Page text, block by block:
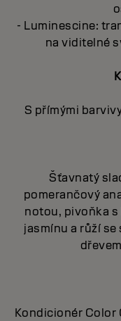
- Luminescine:
na viditelné
S přímými
Šťavnatý
pomerančový
notou, pivoňka
jasmínu a růží
Kondicionér Color